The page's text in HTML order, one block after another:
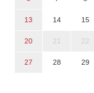
13 14 15
20 21 22
27 28 29